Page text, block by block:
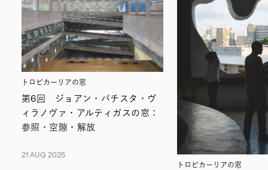
トロピカーリアの窓
第6回 ジョアン・バチスタ・ヴ
ィラノヴァ・アルティガスの窓：
参照・空隙・解放
21 AUG 2025
トロピカーリアの窓